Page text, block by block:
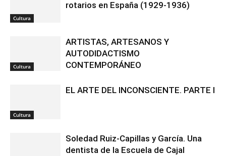
Cultura
rotarios en España (1929-1936)
Cultura
ARTISTAS, ARTESANOS Y
AUTODIDACTISMO
CONTEMPORÁNEO
Cultura
EL ARTE DEL INCONSCIENTE. PARTE I
Soledad Ruiz-Capillas y García. Una
dentista de la Escuela de Cajal